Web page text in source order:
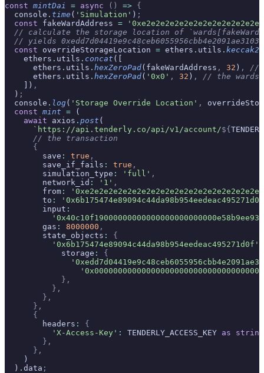
const mintDai = async () => {
  console
. time ( 'Simulation' ) ;
  const
fakeWardAddress =
// calculate the storage location of
// yields
  const
overrideStorageLocation = ethers . utils .
    ethers
. utils . concat ([
      ethers
. utils . hexZeroPad(fakeWardAddress , 32 ) ,
//
      ethers
. utils . hexZeroPad( '0x0' , 32 ) ,
// the wards
    ])
,
  )
;
  console
. log( 'Storage Override Location' ,
  const
mint = (
    await
axios . post (
      `https://api.tenderly.co/api/v1/account/
${
      // the transaction
      {
        save
: true ,
        save_if_fails
: true ,
        simulation_type
: 'full' ,
        network_id
: '1' ,
        from
:
        to
:
        input
:
        gas
: 8000000 ,
        state_objects
:
{
          '0x6b175474e89094c44da98b954eedeac495271d0f'
            storage
:
{
            },
          },
        },
      },
      {
        headers
:
{
          'X-Access-Key'
: TENDERLY_ACCESS_KEY as string
        },
      },
    )
  )
. data ;